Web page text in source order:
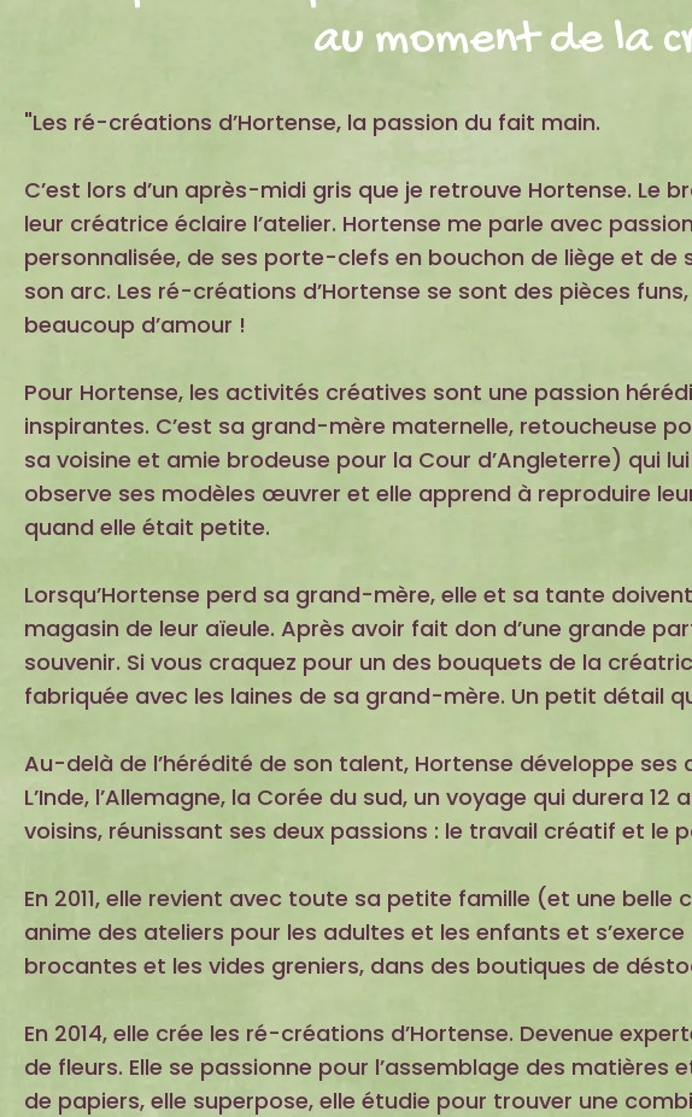
au moment de la
"Les ré-créations d’Hortense, la passion du fait main.
C’est lors d’un après-midi gris que je retrouve Hortense.
leur créatrice éclaire l’atelier. Hortense me parle avec
personnalisée, de ses porte-clefs en bouchon de liège et
son arc. Les ré-créations d’Hortense se sont des pièces
beaucoup d’amour !
Pour Hortense, les activités créatives sont une passion
inspirantes. C’est sa grand-mère maternelle, retoucheuse
sa voisine et amie brodeuse pour la Cour d’Angleterre) qui
observe ses modèles œuvrer et elle apprend à reproduire
quand elle était petite.
Lorsqu’Hortense perd sa grand-mère, elle et sa tante
magasin de leur aïeule. Après avoir fait don d’une grande
souvenir. Si vous craquez pour un des bouquets de la
fabriquée avec les laines de sa grand-mère. Un petit détail
Au-delà de l’hérédité de son talent, Hortense développe
L’Inde, l’Allemagne, la Corée du sud, un voyage qui durera
voisins, réunissant ses deux passions : le travail créatif et le
En 2011, elle revient avec toute sa petite famille (et une
anime des ateliers pour les adultes et les enfants et
brocantes et les vides greniers, dans des boutiques de
En 2014, elle crée les ré-créations d’Hortense. Devenue
de fleurs. Elle se passionne pour l’assemblage des
de papiers, elle superpose, elle étudie pour trouver une